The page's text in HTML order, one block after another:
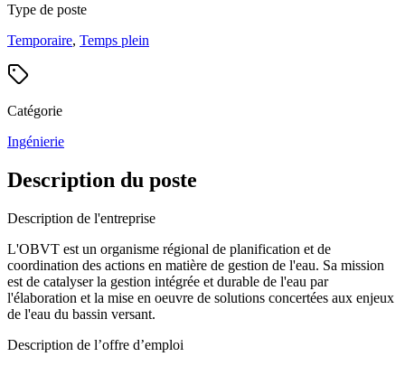
Type de poste
Temporaire, Temps plein
Catégorie
Ingénierie
Description du poste
Description de l'entreprise
L'OBVT est un organisme régional de planification et de
coordination des actions en matière de gestion de l'eau. Sa mission
est de catalyser la gestion intégrée et durable de l'eau par
l'élaboration et la mise en oeuvre de solutions concertées aux enjeux
de l'eau du bassin versant.
Description de l’offre d’emploi